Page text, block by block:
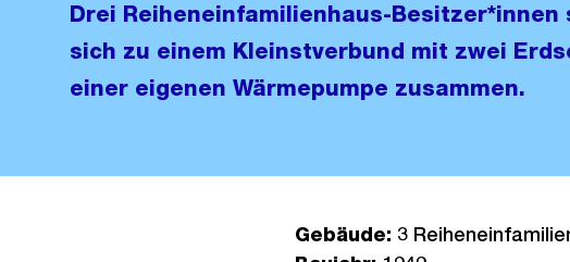
Drei Reiheneinfamilienhaus-Besitzer*innen
sich zu einem Kleinstverbund mit zwei
einer eigenen Wärmepumpe zusammen.
Gebäude: 3